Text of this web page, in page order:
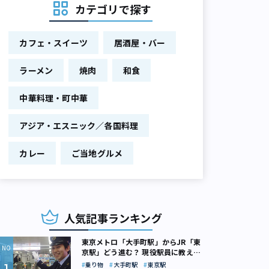
カテゴリで探す
カフェ・スイーツ 居酒屋・バー
ラーメン 焼肉 和食
中華料理・町中華
アジア・エスニック／各国料理
カレー ご当地グルメ
人気記事ランキング
東京メトロ「大手町駅」からJR「東
京駅」どう進む？ 現役駅員に教えて
もらいました
乗り物 大手町駅 東京駅